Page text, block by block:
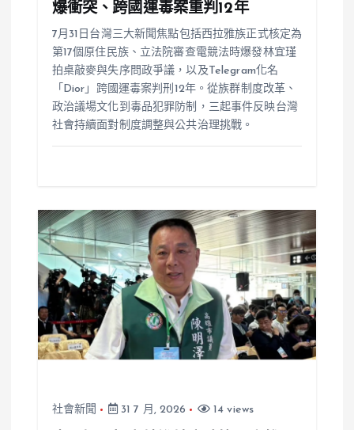
爆衝突、跨國運毒案重判12年
7月31日台灣三大新聞焦點包括西拉雅族正式核定為
第17個原住民族、立法院審查電競法時爆發林宜瑾
拍桌敲麥與失序問政爭議，以及Telegram化名
「Dior」跨國運毒案判刑12年。從族群制度改革、
政治議場文化到毒品犯罪防制，三起事件反映台灣
社會持續面對制度調整與公共治理挑戰。
社會新聞 31 7 月, 2026 14 views